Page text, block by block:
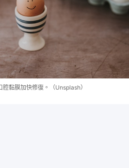
黏膜加快修復。（Unsplash）